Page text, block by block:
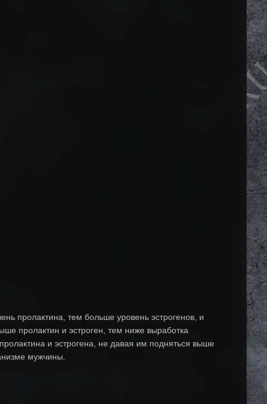
пролактина, тем больше уровень эстрогенов, и
пролактин и эстроген, тем ниже выработка
и эстрогена, не давая им подняться выше
мужчины.